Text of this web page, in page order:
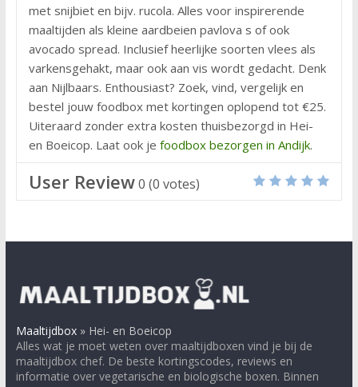
met snijbiet en bijv. rucola. Alles voor inspirerende
maaltijden als kleine aardbeien pavlova s of ook
avocado spread. Inclusief heerlijke soorten vlees als
varkensgehakt, maar ook aan vis wordt gedacht. Denk
aan Nijlbaars. Enthousiast? Zoek, vind, vergelijk en
bestel jouw foodbox met kortingen oplopend tot €25.
Uiteraard zonder extra kosten thuisbezorgd in Hei-
en Boeicop. Laat ook je foodbox bezorgen in Andijk.
User Review0 (0 votes)
Maaltijdbox» Hei- en Boeicop
Alles wat je moet weten over maaltijdboxen vind je bij de
maaltijdbox chef. De beste kortingscodes, reviews en
informatie over vegetarische en biologische boxen. Binnen